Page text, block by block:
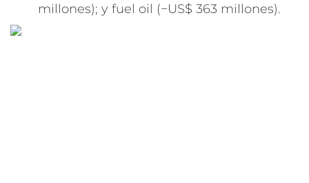
millones); y fuel oil (−US$ 363 millones).